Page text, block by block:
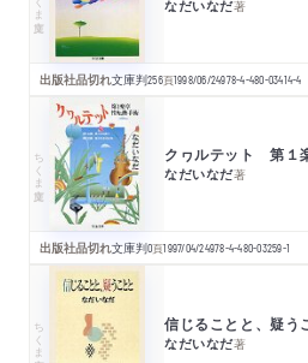
なだいなだ著
出版社品切れ文庫判256頁1998/06/24978-4-480-03414-4
ちくま文庫 クヮルテット 第１
なだいなだ著
出版社品切れ文庫判0頁1997/04/24978-4-480-03259-1
ちくま文庫 信じることと、疑う
なだいなだ著